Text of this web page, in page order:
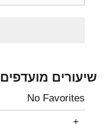
שיעורים מועדפים
No Favorites